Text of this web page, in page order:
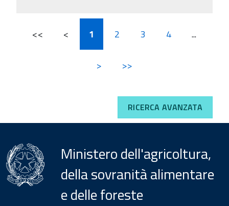
<< < 1 2 3 4 ...
> >>
RICERCA AVANZATA
Ministero dell'agricoltura,
della sovranità alimentare
e delle foreste